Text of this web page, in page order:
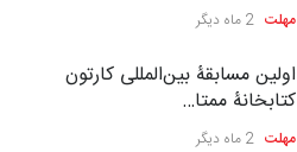
مهلت 2 ماه دیگر
اولین مسابقۀ بین‌المللی کارتون
کتابخانۀ ممتا…
مهلت 2 ماه دیگر